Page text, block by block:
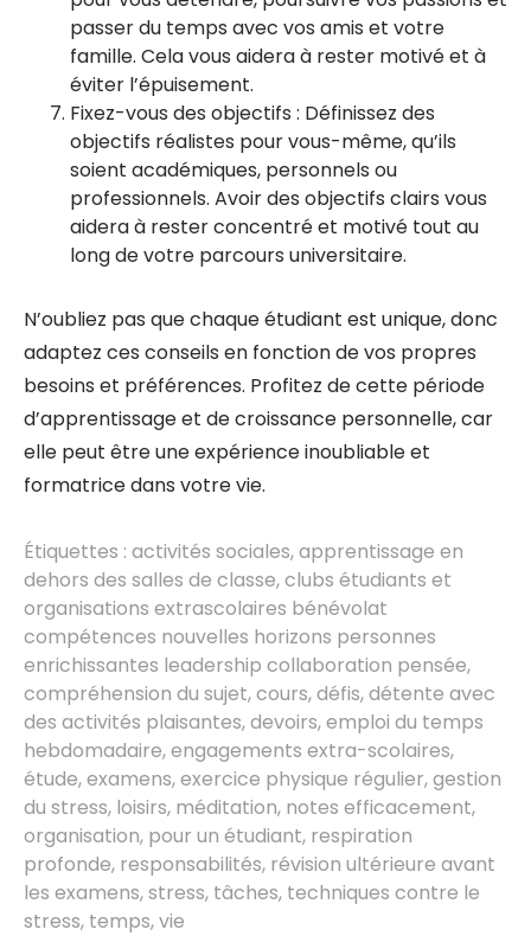
passer du temps avec vos amis et votre
famille. Cela vous aidera à rester motivé et à
éviter l’épuisement.
Fixez-vous des objectifs : Définissez des
objectifs réalistes pour vous-même, qu’ils
soient académiques, personnels ou
professionnels. Avoir des objectifs clairs vous
aidera à rester concentré et motivé tout au
long de votre parcours universitaire.
N’oubliez pas que chaque étudiant est unique, donc
adaptez ces conseils en fonction de vos propres
besoins et préférences. Profitez de cette période
d’apprentissage et de croissance personnelle, car
elle peut être une expérience inoubliable et
formatrice dans votre vie.
Étiquettes : activités sociales,apprentissage en
dehors des salles de classe,clubs étudiants et
organisations extrascolaires bénévolat
compétences nouvelles horizons personnes
enrichissantes leadership collaboration pensée,
compréhension du sujet,cours,défis,détente avec
des activités plaisantes,devoirs,emploi du temps
hebdomadaire,engagements extra-scolaires,
étude,examens,exercice physique régulier,gestion
du stress, loisirs, méditation, notes efficacement,
organisation, pour un étudiant, respiration
profonde, responsabilités, révision ultérieure avant
les examens,stress, tâches, techniques contre le
stress, temps,vie